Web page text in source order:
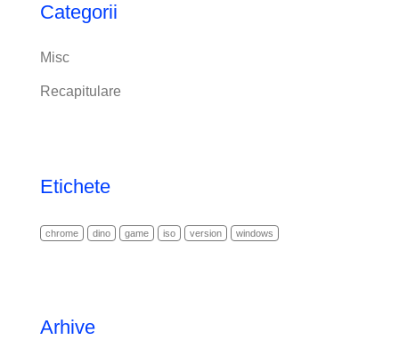
Categorii
Misc
Recapitulare
Etichete
chrome dino game iso version windows
Arhive